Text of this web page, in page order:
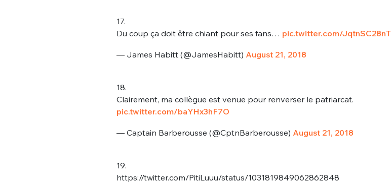
17.
Du coup ça doit être chiant pour ses fans… pic.twitter.com/JqtnSC28nT
— James Habitt (@JamesHabitt) August 21, 2018
18.
Clairement, ma collègue est venue pour renverser le patriarcat.
pic.twitter.com/baYHx3hF7O
— Captain Barberousse (@CptnBarberousse) August 21, 2018
19.
https://twitter.com/PitiLuuu/status/1031819849062862848